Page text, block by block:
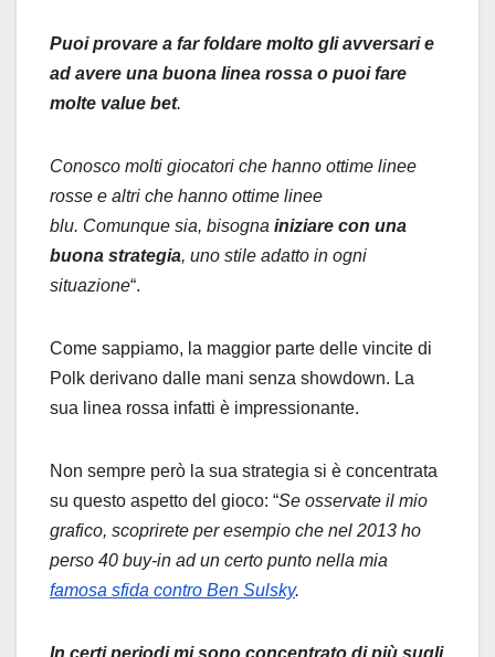
Puoi provare a far foldare molto gli avversari e
ad avere una buona linea rossa o puoi fare
molte value bet.
Conosco molti giocatori che hanno ottime linee
rosse e altri che hanno ottime linee
blu. Comunque sia, bisogna iniziare con una
buona strategia, uno stile adatto in ogni
situazione“.
Come sappiamo, la maggior parte delle vincite di
Polk derivano dalle mani senza showdown. La
sua linea rossa infatti è impressionante.
Non sempre però la sua strategia si è concentrata
su questo aspetto del gioco: “Se osservate il mio
grafico, scoprirete per esempio che nel 2013 ho
perso 40 buy-in ad un certo punto nella mia
famosa sfida contro Ben Sulsky.